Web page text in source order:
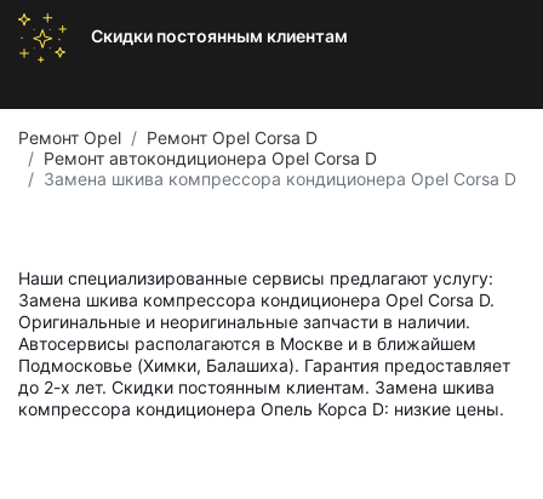
Скидки постоянным клиентам
Ремонт Opel
Ремонт Opel Corsa D
Ремонт автокондиционера Opel Corsa D
Замена шкива компрессора кондиционера Opel Corsa D
Наши специализированные сервисы предлагают услугу:
Замена шкива компрессора кондиционера Opel Corsa D.
Оригинальные и неоригинальные запчасти в наличии.
Автосервисы располагаются в Москве и в ближайшем
Подмосковье (Химки, Балашиха). Гарантия предоставляет
до 2-х лет. Скидки постоянным клиентам. Замена шкива
компрессора кондиционера Опель Корса D: низкие цены.